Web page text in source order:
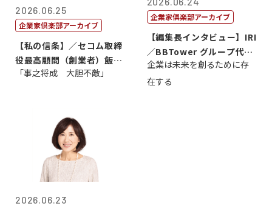
2026.06.25
企業家倶楽部アーカイブ
【私の信条】／セコム取締
役最高顧問（創業者）飯田
亮
「事之将成 大胆不敵」
企業家倶楽部アーカイブ
【編集長インタビュー】IRI
／BBTower グループ代表
藤...
企業は未来を創るために存
在する
2026.06.23